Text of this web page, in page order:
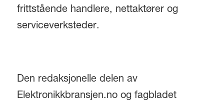
frittstående handlere, nettaktører og
serviceverksteder.
Den redaksjonelle delen av
Elektronikkbransjen.no og fagbladet